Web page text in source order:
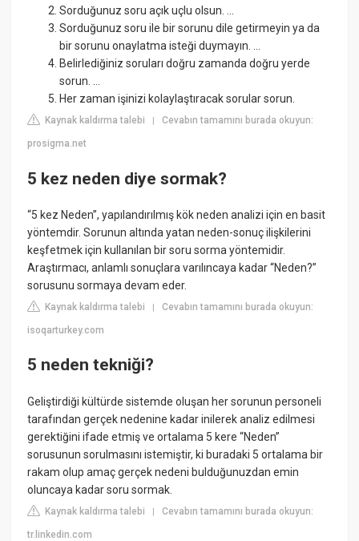
Sorduğunuz soru açık uçlu olsun. ...
Sorduğunuz soru ile bir sorunu dile getirmeyin ya da
bir sorunu onaylatma isteği duymayın. ...
Belirlediğiniz soruları doğru zamanda doğru yerde
sorun. ...
Her zaman işinizi kolaylaştıracak sorular sorun.
Kaynak kaldırma talebi |Cevabın tamamını burada okuyun:
prosigma.net
5 kez neden diye sormak?
“5 kez Neden”, yapılandırılmış kök neden analizi için en basit
yöntemdir. Sorunun altında yatan neden-sonuç ilişkilerini
keşfetmek için kullanılan bir soru sorma yöntemidir.
Araştırmacı, anlamlı sonuçlara varılıncaya kadar “Neden?”
sorusunu sormaya devam eder.
Kaynak kaldırma talebi |Cevabın tamamını burada okuyun:
isoqarturkey.com
5 neden tekniği?
Geliştirdiği kültürde sistemde oluşan her sorunun personeli
tarafından gerçek nedenine kadar inilerek analiz edilmesi
gerektiğini ifade etmiş ve ortalama 5 kere “Neden”
sorusunun sorulmasını istemiştir, ki buradaki 5 ortalama bir
rakam olup amaç gerçek nedeni bulduğunuzdan emin
oluncaya kadar soru sormak.
Kaynak kaldırma talebi |Cevabın tamamını burada okuyun:
tr.linkedin.com